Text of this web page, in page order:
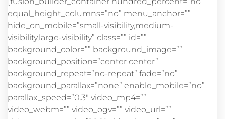
equal_height_columns=”no” menu_anchor=””
hide_on_mobile=”small-visibility,medium-
visibility,large-visibility” class=”” id=””
background_color=”” background_image=””
background_position=”center center”
background_repeat=”no-repeat” fade=”no”
background_parallax=”none” enable_mobile=”no”
parallax_speed=”0.3″ video_mp4=””
video_webm=”” video_ogv=”” video_url=””